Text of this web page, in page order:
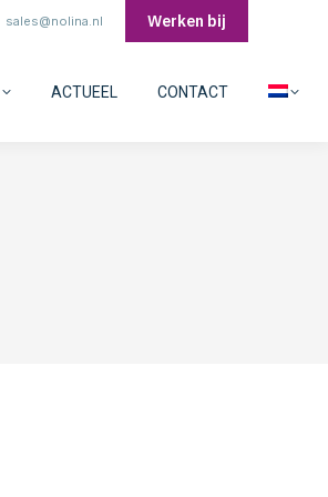
sales@nolina.nl Werken bij
ACTUEEL CONTACT